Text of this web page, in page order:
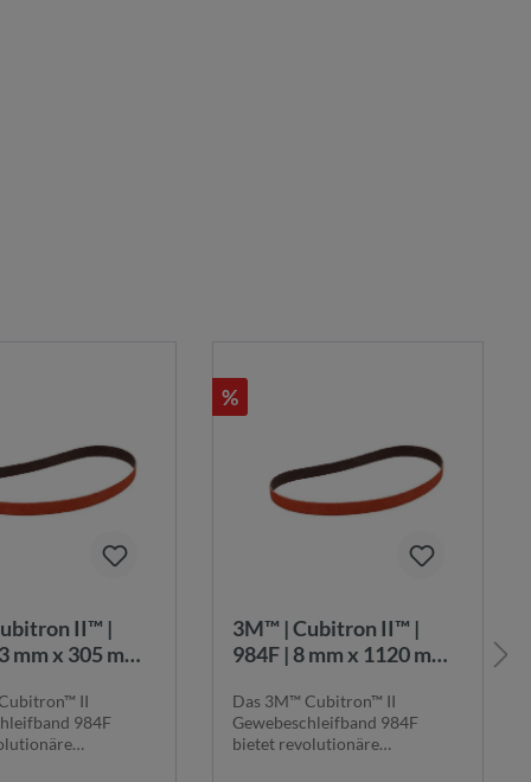
mm x 305 mm |
|
II
984F
%
3M™ | Cubitron II™ |
984F | 8 mm x 1120 mm |
Gewebeschleifband |
7100044211
Das 3M™ Cubitron™ II
Gewebeschleifband 984F
bietet revolutionäre